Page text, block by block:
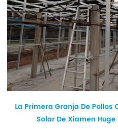
La Primera Granja De Pollos
Solar De Xiamen